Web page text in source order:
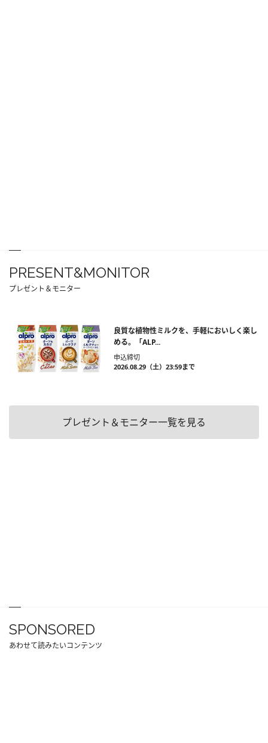
PRESENT&MONITOR
プレゼント＆モニター
良質な植物性ミルクを、手軽においしく楽し
める。「ALP...
申込締切
2026.08.29（土）23:59まで
プレゼント＆モニター一覧を見る
SPONSORED
あわせて読みたいコンテンツ